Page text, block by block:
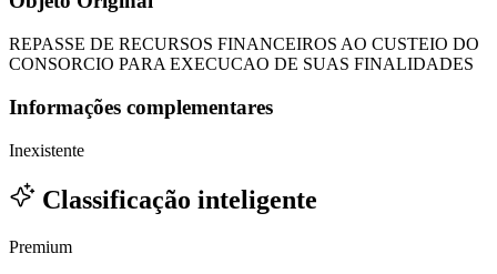
REPASSE DE RECURSOS FINANCEIROS AO CUSTEIO DO
CONSORCIO PARA EXECUCAO DE SUAS FINALIDADES
Informações complementares
Inexistente
Classificação inteligente
Premium